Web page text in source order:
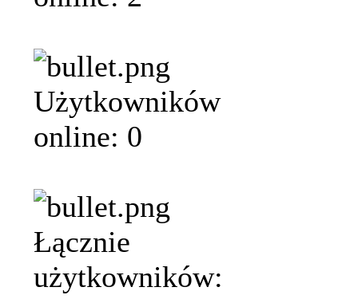
Użytkowników
online: 0
Łącznie
użytkowników: